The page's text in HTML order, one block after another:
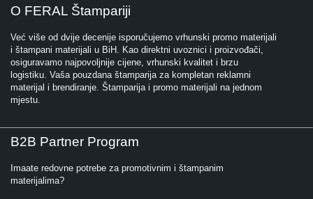
O FERAL Štampariji
Već više od dvije decenije isporučujemo vrhunski promo materijali
i štampani materijali u BiH. Kao direktni uvoznici i proizvođači,
osiguravamo najpovoljnije cijene, vrhunski kvalitet i brzu
logistiku. Vaša pouzdana štamparija za kompletan reklamni
materijal i brendiranje. Štamparija i promo materijali na jednom
mjestu.
B2B Partner Program
Imaate redovne potrebe za promotivnim i štampanim
materijalima?